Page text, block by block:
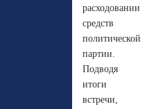
расходовании
средств
политической
партии.
Подводя
итоги
встречи,